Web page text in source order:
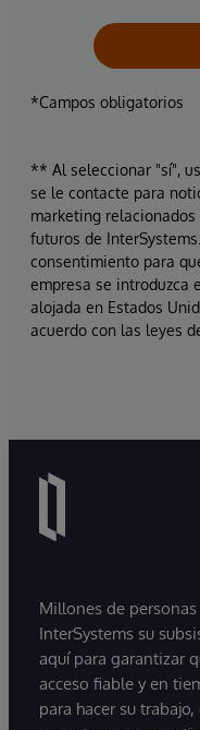
*Campos obligatorios
** Al seleccionar "sí",
se le contacte para
marketing
futuros de
consentimiento para
empresa se introduzca
alojada en Estados
acuerdo con las leyes
Millones de
InterSystems su
aquí para garantizar
acceso fiable y en
para hacer su